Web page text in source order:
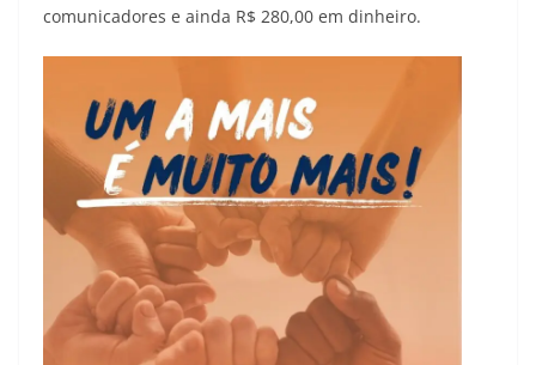
comunicadores e ainda R$ 280,00 em dinheiro.